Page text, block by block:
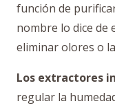
función de
nombre lo dice de
eliminar olores o
Los extractores
regular la